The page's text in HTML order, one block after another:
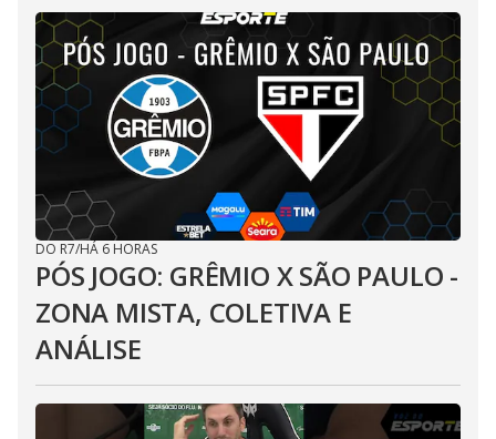
DO R7/HÁ 6 HORAS
PÓS JOGO: GRÊMIO X SÃO PAULO -
ZONA MISTA, COLETIVA E
ANÁLISE